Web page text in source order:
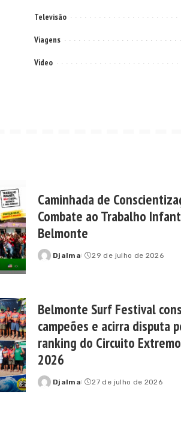
Televisão
Viagens
Video
Caminhada de
Combate ao Trabalho
Belmonte
Posted
Djalma 29 de julho de 2026
Belmonte Surf Festival
campeões e acirra disputa
ranking do Circuito
2026
Posted
Djalma 27 de julho de 2026